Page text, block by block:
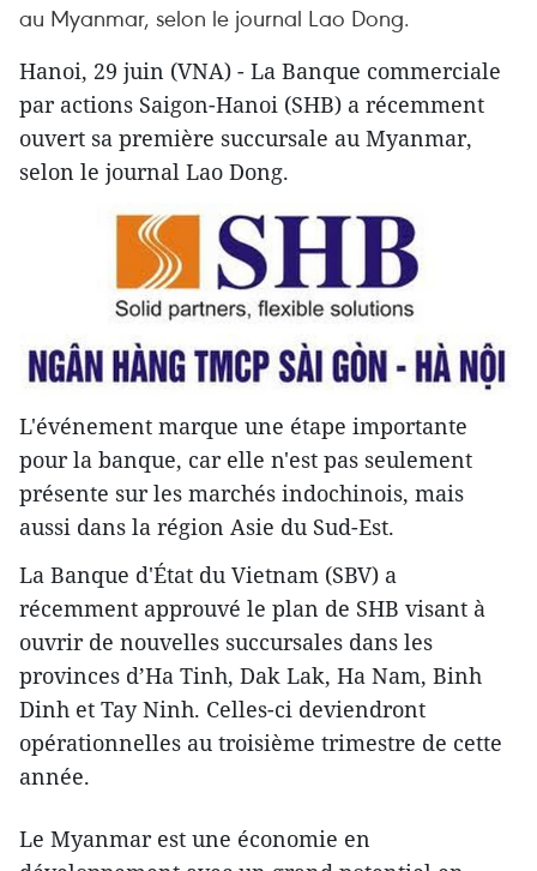
au Myanmar, selon le journal Lao Dong.
Hanoi, 29 juin (VNA) - La Banque commerciale
par actions Saigon-Hanoi (SHB) a récemment
ouvert sa première succursale au Myanmar,
selon le journal Lao Dong.
L'événement marque une étape importante
pour la banque, car elle n'est pas seulement
présente sur les marchés indochinois, mais
aussi dans la région Asie du Sud-Est.
La Banque d'État du Vietnam (SBV) a
récemment approuvé le plan de SHB visant à
ouvrir de nouvelles succursales dans les
provinces d’Ha Tinh, Dak Lak, Ha Nam, Binh
Dinh et Tay Ninh. Celles-ci deviendront
opérationnelles au troisième trimestre de cette
année.
Le Myanmar est une économie en